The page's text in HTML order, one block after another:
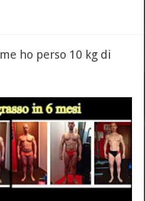
ho perso 10 kg di